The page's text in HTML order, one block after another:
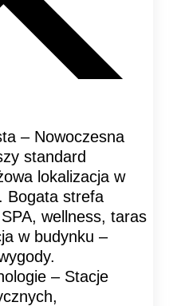
– Nowoczesna
standard
lokalizacja w
Bogata strefa
wellness, taras
w budynku –
– Stacje